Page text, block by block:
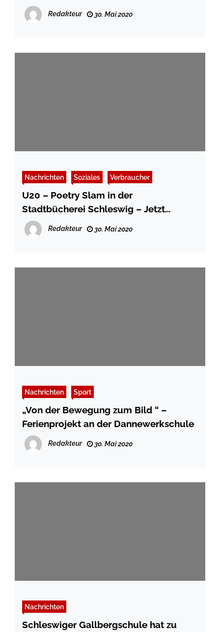
Redakteur 30. Mai 2020
Nachrichten Soziales Verbraucher
U20 – Poetry Slam in der
Stadtbücherei Schleswig – Jetzt
anmelden
Redakteur 30. Mai 2020
Nachrichten Sport
„Von der Bewegung zum Bild “ –
Ferienprojekt an der Dannewerkschule
Redakteur 30. Mai 2020
Nachrichten
Schleswiger Gallbergschule hat zu